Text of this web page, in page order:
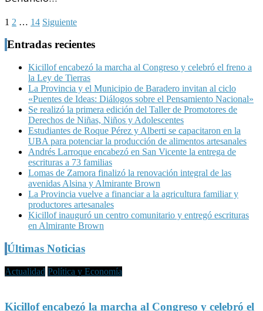
Paginación
de
entradas
1 2 … 14 Siguiente
Entradas recientes
Kicillof encabezó la marcha al Congreso y celebró el freno a
la Ley de Tierras
La Provincia y el Municipio de Baradero invitan al ciclo
«Puentes de Ideas: Diálogos sobre el Pensamiento Nacional»
Se realizó la primera edición del Taller de Promotores de
Derechos de Niñas, Niños y Adolescentes
Estudiantes de Roque Pérez y Alberti se capacitaron en la
UBA para potenciar la producción de alimentos artesanales
Andrés Larroque encabezó en San Vicente la entrega de
escrituras a 73 familias
Lomas de Zamora finalizó la renovación integral de las
avenidas Alsina y Almirante Brown
La Provincia vuelve a financiar a la agricultura familiar y
productores artesanales
Kicillof inauguró un centro comunitario y entregó escrituras
en Almirante Brown
Últimas Noticias
Actualidad Política y Economía
Kicillof encabezó la marcha al Congreso y celebró el